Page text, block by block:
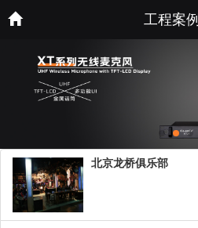
工程案例
北京龙桥俱乐部